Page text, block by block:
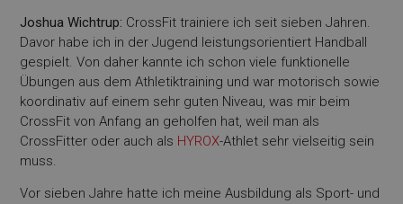
Joshua Wichtrup: CrossFit trainiere ich seit sieben Jahren.
Davor habe ich in der Jugend leistungsorientiert Handball
gespielt. Von daher kannte ich schon viele funktionelle
Übungen aus dem Athletiktraining und war motorisch sowie
koordinativ auf einem sehr guten Niveau, was mir beim
CrossFit von Anfang an geholfen hat, weil man als
CrossFitter oder auch als HYROX-Athlet sehr vielseitig sein
muss.
Vor sieben Jahre hatte ich meine Ausbildung als Sport- und